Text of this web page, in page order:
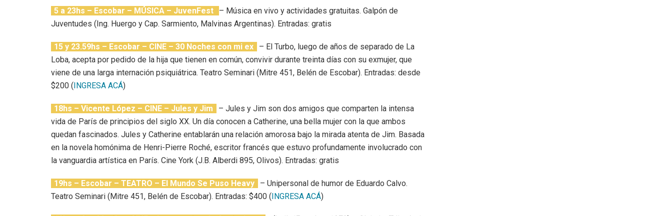
5 a 23hs – Escobar – MÚSICA – JuvenFest
– Música en vivo y actividades gratuitas. Galpón de
Juventudes (Ing. Huergo y Cap. Sarmiento, Malvinas Argentinas). Entradas: gratis
15 y 23.59hs – Escobar – CINE – 30 Noches con mi ex
– El Turbo, luego de años de separado de La
Loba, acepta por pedido de la hija que tienen en común, convivir durante treinta días con su exmujer, que
viene de una larga internación psiquiátrica. Teatro Seminari (Mitre 451, Belén de Escobar). Entradas: desde
$200 (INGRESA ACÁ)
18hs – Vicente López – CINE – Jules y Jim
– Jules y Jim son dos amigos que comparten la intensa
vida de París de principios del siglo XX. Un día conocen a Catherine, una bella mujer con la que ambos
quedan fascinados. Jules y Catherine entablarán una relación amorosa bajo la mirada atenta de Jim. Basada
en la novela homónima de Henri-Pierre Roché, escritor francés que estuvo profundamente involucrado con
la vanguardia artística en París. Cine York (J.B. Alberdi 895, Olivos). Entradas: gratis
19hs – Escobar – TEATRO – El Mundo Se Puso Heavy
– Unipersonal de humor de Eduardo Calvo.
Teatro Seminari (Mitre 451, Belén de Escobar). Entradas: $400 (INGRESA ACÁ)